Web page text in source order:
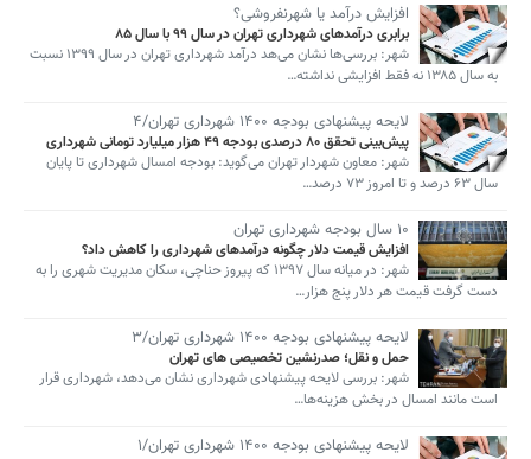
افزایش درآمد یا شهرنفروشی؟
برابری درآمدهای شهرداری تهران در سال ۹۹ با سال ۸۵
شهر: بررسی‌ها نشان می‌هد درآمد شهرداری تهران در سال ۱۳۹۹ نسبت
به سال ۱۳۸۵ نه فقط افزایشی نداشته…
لایحه پیشنهادی بودجه ۱۴۰۰ شهرداری تهران/۴
پیش‌بینی تحقق ۸۰ درصدی بودجه ۴۹ هزار میلیارد تومانی شهرداری
شهر: معاون شهردار تهران می‌گوید: بودجه امسال شهرداری تا پایان
سال ۶۳ درصد و تا امروز ۷۳ درصد…
۱۰ سال بودجه شهرداری تهران
افزایش قیمت دلار چگونه درآمدهای شهرداری را کاهش داد؟
شهر: در میانه سال ۱۳۹۷ که پیروز حناچی، سکان مدیریت شهری را به
دست گرفت قیمت هر دلار پنج هزار…
لایحه پیشنهادی بودجه ۱۴۰۰ شهرداری تهران/۳
حمل و نقل؛ صدرنشین تخصیصی های تهران
شهر: بررسی لایحه پیشنهادی شهرداری نشان می‌دهد، شهرداری قرار
است مانند امسال در بخش هزینه‌ها…
لایحه پیشنهادی بودجه ۱۴۰۰ شهرداری تهران/۱